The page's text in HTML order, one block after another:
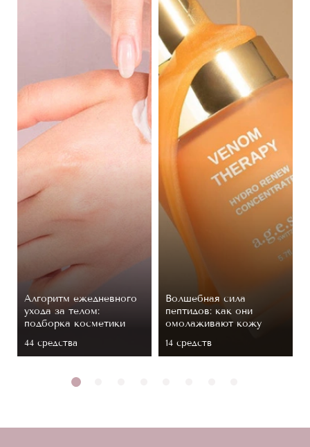
Алгоритм ежедневного
ухода за телом:
подборка косметики
44 средствa
Волшебная сила
пептидов: как они
омолаживают кожу
14 средств